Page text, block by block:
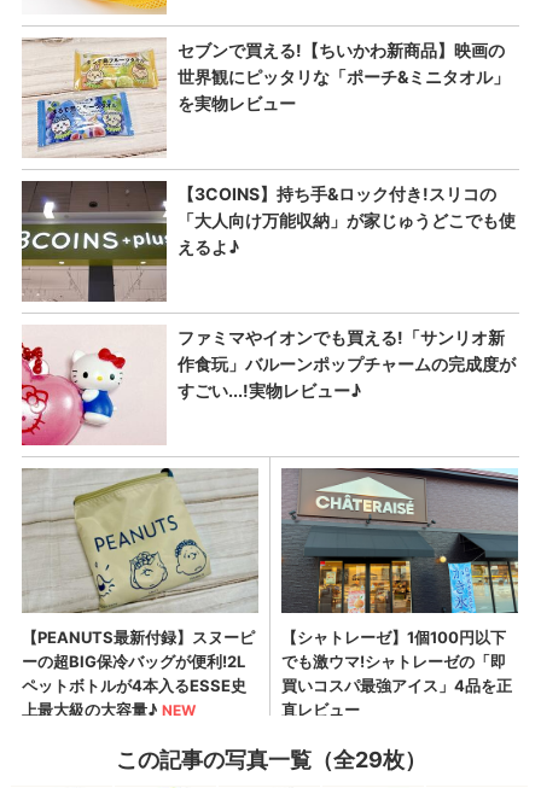
この記事の写真一覧（全29枚）